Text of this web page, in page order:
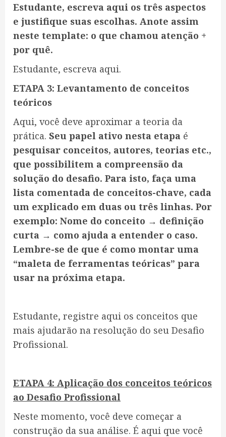
Estudante, escreva aqui os três aspectos
e justifique suas escolhas. Anote assim
neste template: o que chamou atenção +
por quê.
Estudante, escreva aqui.
ETAPA 3: Levantamento de conceitos
teóricos
Aqui, você deve aproximar a teoria da
prática. Seu papel ativo nesta etapa é
pesquisar conceitos, autores, teorias etc.,
que possibilitem a compreensão da
solução do desafio. Para isto, faça uma
lista comentada de conceitos-chave, cada
um explicado em duas ou três linhas. Por
exemplo: Nome do conceito → definição
curta → como ajuda a entender o caso.
Lembre-se de que é como montar uma
“maleta de ferramentas teóricas” para
usar na próxima etapa.
Estudante, registre aqui os conceitos que
mais ajudarão na resolução do seu Desafio
Profissional.
ETAPA 4: Aplicação dos conceitos teóricos
ao Desafio Profissional
Neste momento, você deve começar a
construção da sua análise. É aqui que você